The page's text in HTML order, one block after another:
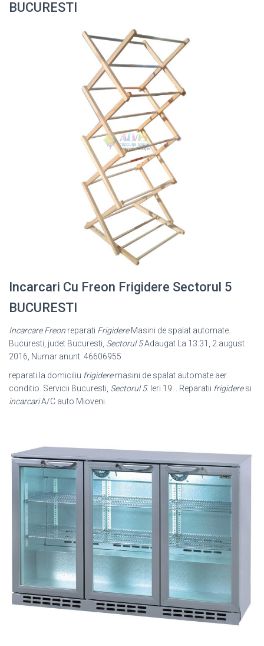
BUCURESTI
Incarcari Cu Freon Frigidere Sectorul 5
BUCURESTI
Incarcare Freon reparati FrigidereMasini de spalat automate.
Bucuresti, judet Bucuresti, Sectorul 5Adaugat La 13:31, 2 august
2016, Numar anunt: 46606955
reparati la domiciliu frigideremasini de spalat automate aer
conditio. Servicii Bucuresti, Sectorul 5. Ieri 19: . Reparatii frigideresi
incarcariA/C auto Mioveni.